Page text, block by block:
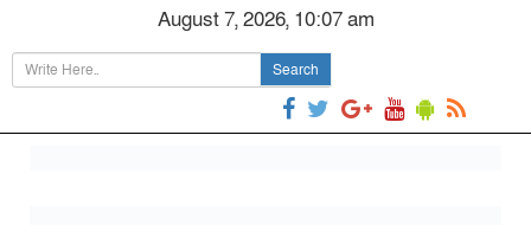
August 7, 2026, 10:07 am
Search